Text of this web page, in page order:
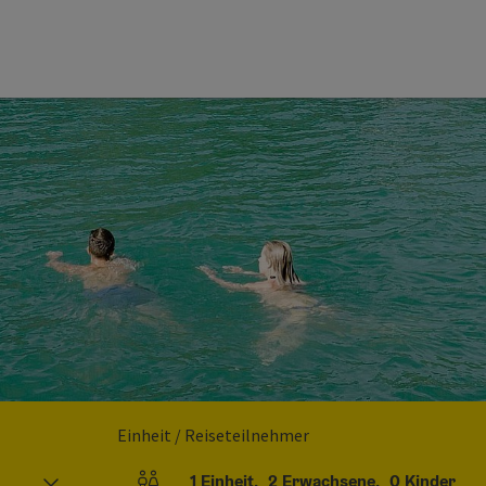
Einheit / Reiseteilnehmer
1 Einheit, 2 Erwachsene, 0 Kinder